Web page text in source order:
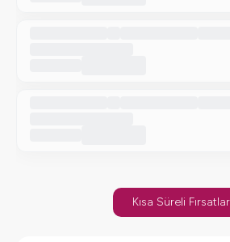
Kısa Süreli Fırsatlar